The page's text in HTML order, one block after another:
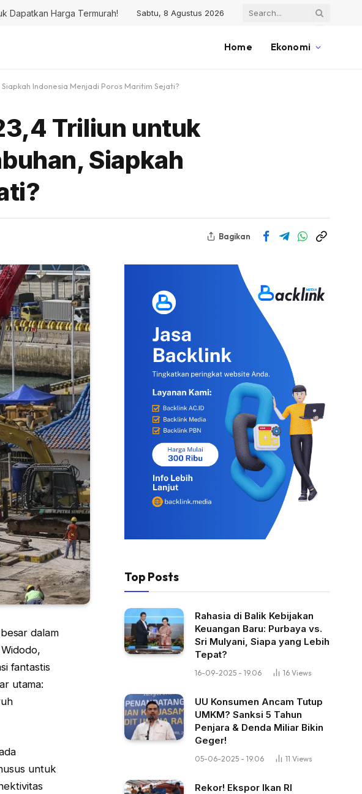
Dapatkan Harga Termurah! Sabtu, 8 Agustus 2026
Home Ekonomi
Indonesia Menjadi Poros Maritim Sejati?
Triliun untuk
Siapkah
Bagikan
dalam
fantastis
utama:
untuk
Top Posts
Rahasia di Balik Kebijakan
Keuangan Baru: Purbaya vs.
Sri Mulyani, Siapa yang Lebih
Tepat?
16-09-2025 - 19.06 16 Views
UU Konsumen Ancam Tutup
UMKM? Sanksi 5 Tahun
Penjara & Denda Miliar Bikin
Geger!
05-06-2025 - 19.06 11 Views
Rekor! Ekspor Ikan RI